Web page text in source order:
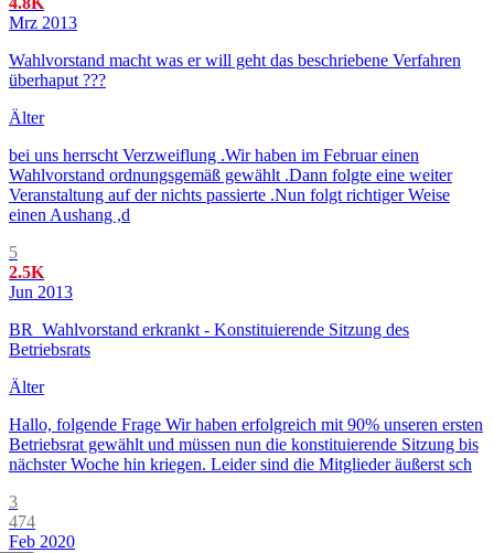
Mrz 2013
Wahlvorstand macht was er will geht das beschriebene Verfahren
überhaput ???
Älter
bei uns herrscht Verzweiflung .Wir haben im Februar einen
Wahlvorstand ordnungsgemäß gewählt .Dann folgte eine weiter
Veranstaltung auf der nichts passierte .Nun folgt richtiger Weise
einen Aushang ,d
5
2.5K
Jun 2013
BR_Wahlvorstand erkrankt - Konstituierende Sitzung des
Betriebsrats
Älter
Hallo, folgende Frage Wir haben erfolgreich mit 90% unseren ersten
Betriebsrat gewählt und müssen nun die konstituierende Sitzung bis
nächster Woche hin kriegen. Leider sind die Mitglieder äußerst sch
3
474
Feb 2020